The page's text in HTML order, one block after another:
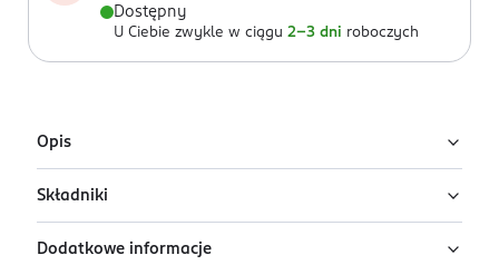
Dostępny
U Ciebie zwykle w ciągu 2-3 dni roboczych
Opis
Czarne rajstopy 20 den Onatu Classic Forte,
rozmiar 3 (M)
Składniki
90% poliamid, 10% elastan
Dodatkowe informacje